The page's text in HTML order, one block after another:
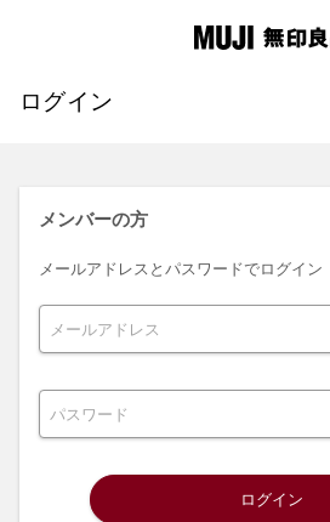
ログイン
メンバーの方
メールアドレスとパスワードでログイン
ログイン